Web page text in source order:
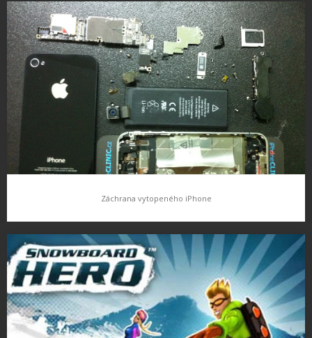
Záchrana vytopeného iPhone
iPhone je prostě mobilní telefon a jako všechny ostatní, je nutné
o něj pečovat. Bohužel jsou i takové případy kdy se prostě nedaří
a stane se nehoda kdy telefon polijete (jak…
Záchrana vytopeného iPhone